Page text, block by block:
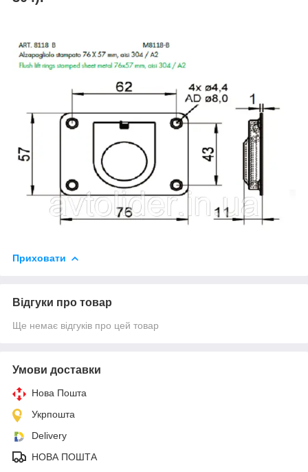
Приховати
Відгуки про товар
Ще немає відгуків про цей товар
Умови доставки
Нова Пошта
Укрпошта
Delivery
НОВА ПОШТА